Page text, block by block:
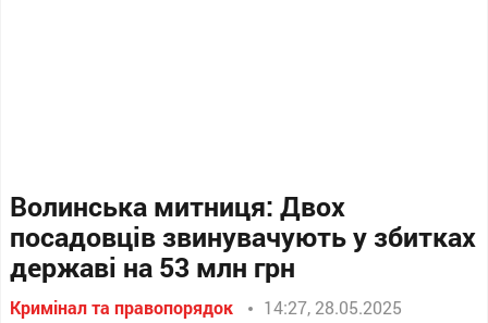
Волинська митниця: Двох
посадовців звинувачують у збитках
державі на 53 млн грн
Кримінал та правопорядок 14:27, 28.05.2025